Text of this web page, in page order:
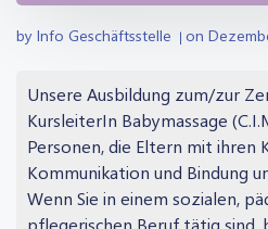
by Info Geschäftsstelle | on
Unsere Ausbildung zum/zur
KursleiterIn Babymassage
Personen, die Eltern mit ihren
Kommunikation und Bindung
Wenn Sie in einem sozialen,
pflegerischen Beruf tätig sind,